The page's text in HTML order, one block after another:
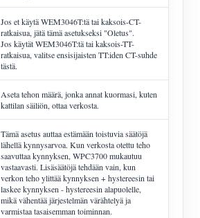
Jos et käytä WEM3046T:tä tai kaksois-CT-
ratkaisua, jätä tämä asetukseksi "Oletus".
Jos käytät WEM3046T:tä tai kaksois-TT-
ratkaisua, valitse ensisijaisten TT:iden CT-suhde
tästä.
Aseta tehon määrä, jonka annat kuormasi, kuten
kattilan säiliön, ottaa verkosta.
Tämä asetus auttaa estämään toistuvia säätöjä
lähellä kynnysarvoa. Kun verkosta otettu teho
saavuttaa kynnyksen, WPC3700 mukautuu
vastaavasti. Lisäsäätöjä tehdään vain, kun
verkon teho ylittää kynnyksen + hystereesin tai
laskee kynnyksen - hystereesin alapuolelle,
mikä vähentää järjestelmän värähtelyä ja
varmistaa tasaisemman toiminnan.